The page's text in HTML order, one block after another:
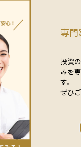
件に分散投資しているた
えながら収益を狙える点
す。 一方で、REITの価格は、不動産市況
や金利の動向、経済環境
響を受けます。特に金利
EITの価格が下がる傾向が
環境を定期的にチェック
投資に関心があるものの
抑えたい人にとって、有
る資産運用手段の一つで
れ、確定申告などで所得
す。つまり、経済的な意
ルゲインと譲渡所得は同
ますが、前者が広義の利
対象としての所得という
す。投資の成果を判断し
算したりするうえで、両
正しく理解することが大
専門
投資
みを
す。
ぜひ